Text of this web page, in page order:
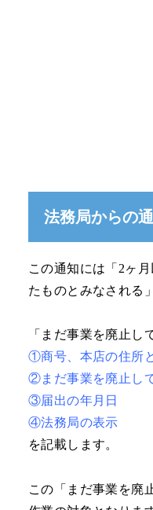
法務局からの
この通知には「2ヶ
たものとみなされる
「まだ事業を廃止し
①商号、本店の住所
②まだ事業を廃止し
③届出の年月日
④法務局の表示
を記載します。
この「まだ事業を廃